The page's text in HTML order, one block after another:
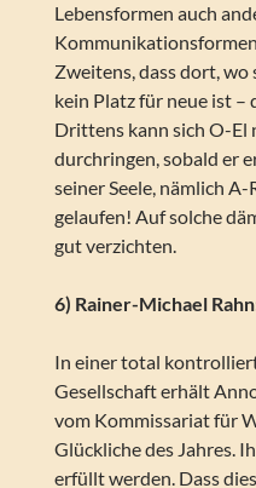
Lebensformen auch
Zweitens, dass dort,
kein Platz für neue ist –
Drittens kann sich O-El
durchringen, sobald er
seiner Seele, nämlich
gelaufen! Auf solche
gut verzichten.
6) Rainer-Michael
In einer total
Gesellschaft erhält
vom Kommissariat für
Glückliche des Jahres.
erfüllt werden. Dass